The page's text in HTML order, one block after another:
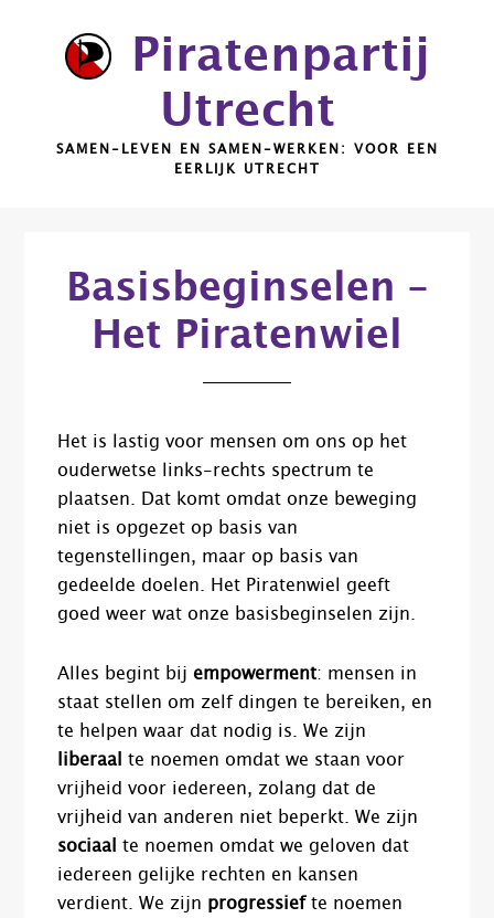
Piratenpartij
Utrecht
SAMEN-LEVEN EN SAMEN-WERKEN: VOOR EEN
EERLIJK UTRECHT
Basisbeginselen –
Het Piratenwiel
Het is lastig voor mensen om ons op het
ouderwetse links-rechts spectrum te
plaatsen. Dat komt omdat onze beweging
niet is opgezet op basis van
tegenstellingen, maar op basis van
gedeelde doelen. Het Piratenwiel geeft
goed weer wat onze basisbeginselen zijn.
Alles begint bijempowerment: mensen in
staat stellen om zelf dingen te bereiken, en
te helpen waar dat nodig is. We zijn
liberaal
te noemen omdat we staan voor
vrijheid voor iedereen, zolang dat de
vrijheid van anderen niet beperkt. We zijn
sociaal
te noemen omdat we geloven dat
iedereen gelijke rechten en kansen
verdient. We zijn progressiefte noemen